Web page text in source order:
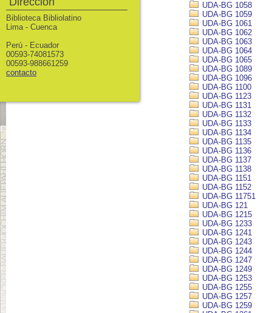
UDA-BG 1058
UDA-BG 1059
UDA-BG 1061
UDA-BG 1062
UDA-BG 1063
UDA-BG 1064
UDA-BG 1065
UDA-BG 1089
UDA-BG 1096
UDA-BG 1100
UDA-BG 1123
UDA-BG 1131
UDA-BG 1132
UDA-BG 1133
UDA-BG 1134
UDA-BG 1135
UDA-BG 1136
UDA-BG 1137
UDA-BG 1138
UDA-BG 1151
UDA-BG 1152
UDA-BG 11751
UDA-BG 121
UDA-BG 1215
UDA-BG 1233
UDA-BG 1241
UDA-BG 1243
UDA-BG 1244
UDA-BG 1247
UDA-BG 1249
UDA-BG 1253
UDA-BG 1255
UDA-BG 1257
UDA-BG 1259
Biblioteca Bibliolatino
Lima - Cuenca
Perú - Ecuador
00593-74081573
00593-988661259
contacto